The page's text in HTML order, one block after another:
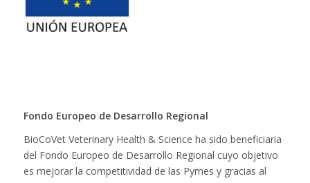
Fondo Europeo de Desarrollo Regional
BioCoVet Veterinary Health & Science ha sido beneficiaria
del Fondo Europeo de Desarrollo Regional cuyo objetivo
es mejorar la competitividad de las Pymes y gracias al